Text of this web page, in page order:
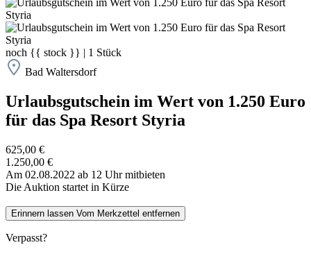
noch {{ stock }} | 1 Stück
Bad Waltersdorf
Urlaubsgutschein im Wert von 1.250 Euro
für das Spa Resort Styria
625,00 €
1.250,00 €
Am 02.08.2022 ab 12 Uhr mitbieten
Die Auktion startet in Kürze
Erinnern lassen Vom Merkzettel entfernen
Verpasst?